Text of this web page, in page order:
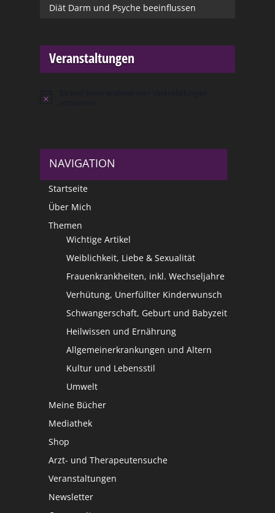
Diät Darm und Psyche beeinflussen
Veranstaltungen
Hinweis
NAVIGATION
Startseite
Über Mich
Themen
Wichtige Artikel
Weiblichkeit, Liebe & Sexualität
Frauenkrankheiten, inkl. Wechseljahre
Verhütung, Unerfüllter Kinderwunsch
Schwangerschaft, Geburt und Babyzeit
Heilwissen und Ernährung
Allgemeinerkrankungen und Altern
Kultur und Lebensstil
Umwelt
Meine Bücher
Mediathek
Shop
Arzt- und Therapeutensuche
Veranstaltungen
Newsletter